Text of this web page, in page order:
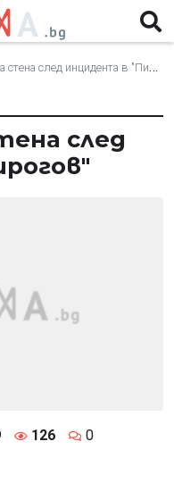
след инцидента в "Пирогов"
след
126 0